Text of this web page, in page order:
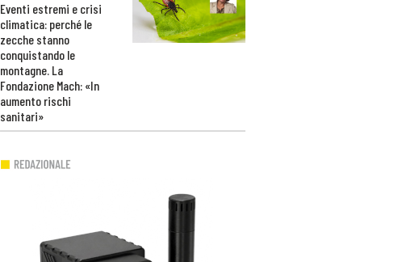
Eventi estremi e crisi
climatica: perché le
zecche stanno
conquistando le
montagne. La
Fondazione Mach: «In
aumento rischi
sanitari»